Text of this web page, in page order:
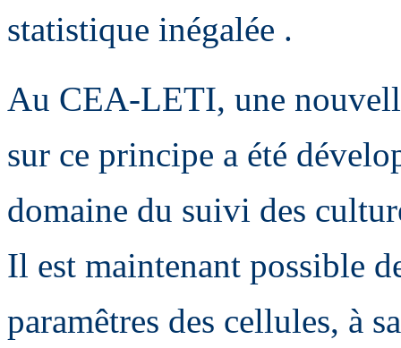
statistique inégalée .
Au CEA-LETI, une
sur ce principe a été
domaine du suivi des
Il est maintenant possible
paramêtres des cellules, à